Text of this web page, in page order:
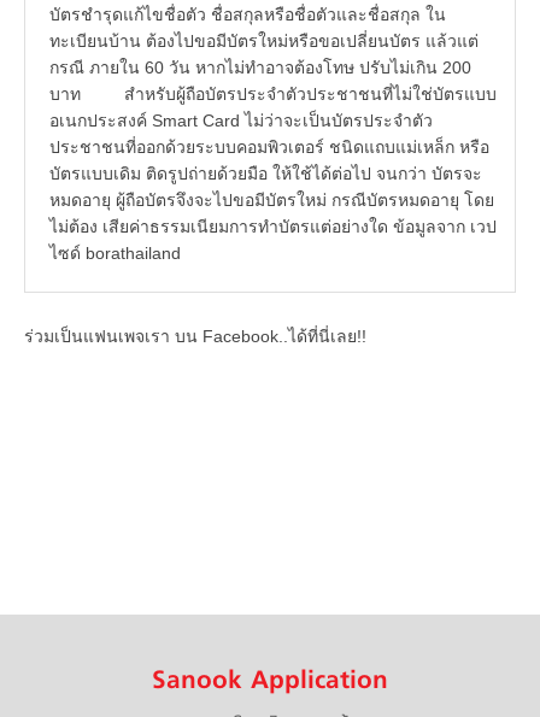
บัตรชำรุดแก้ไขชื่อตัว ชื่อสกุลหรือชื่อตัวและชื่อสกุล ใน
ทะเบียนบ้าน ต้องไปขอมีบัตรใหม่หรือขอเปลี่ยนบัตร แล้วแต่
กรณี ภายใน 60 วัน หากไม่ทำอาจต้องโทษ ปรับไม่เกิน 200
บาท สำหรับผู้ถือบัตรประจำตัวประชาชนที่ไม่ใช่บัตรแบบ
อเนกประสงค์ Smart Card ไม่ว่าจะเป็นบัตรประจำตัว
ประชาชนที่ออกด้วยระบบคอมพิวเตอร์ ชนิดแถบแม่เหล็ก หรือ
บัตรแบบเดิม ติดรูปถ่ายด้วยมือ ให้ใช้ได้ต่อไป จนกว่า บัตรจะ
หมดอายุ ผู้ถือบัตรจึงจะไปขอมีบัตรใหม่ กรณีบัตรหมดอายุ โดย
ไม่ต้อง เสียค่าธรรมเนียมการทำบัตรแต่อย่างใด ข้อมูลจาก เวป
ไซด์ borathailand
ร่วมเป็นแฟนเพจเรา บน Facebook..ได้ที่นี่เลย!!
Sanook Application